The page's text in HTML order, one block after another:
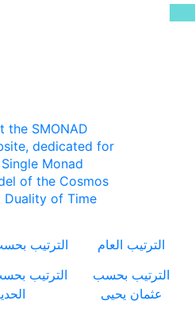
the SMONAD
dedicated for
Monad
of the Cosmos
Duality of Time
الترتيب العام
الترتيب
الترتيب بحسب
عثمان يحيى
الترتيب